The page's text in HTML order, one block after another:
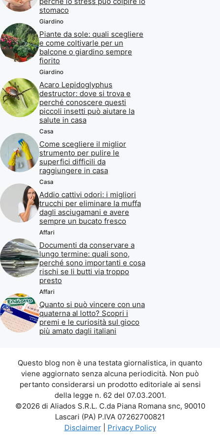
stomaco
Giardino
Piante da sole: quali scegliere
e come coltivarle per un
balcone o giardino sempre
fiorito
Giardino
Acaro Lepidoglyphus
destructor: dove si trova e
perché conoscere questi
piccoli insetti può aiutare la
salute in casa
Casa
Come scegliere il miglior
strumento per pulire le
superfici difficili da
raggiungere in casa
Casa
Addio cattivi odori: i migliori
trucchi per eliminare la muffa
dagli asciugamani e avere
sempre un bucato fresco
Affari
Documenti da conservare a
lungo termine: quali sono,
perché sono importanti e cosa
rischi se li butti via troppo
presto
Affari
Quanto si può vincere con una
quaterna al lotto? Scopri i
premi e le curiosità sul gioco
più amato dagli italiani
Questo blog non è una testata giornalistica, in quanto
viene aggiornato senza alcuna periodicità. Non può
pertanto considerarsi un prodotto editoriale ai sensi
della legge n. 62 del 07.03.2001.
©2026 di Aliados S.R.L. C.da Piana Romana snc, 90010
Lascari (PA) P.IVA 07262700821
Disclaimer| Privacy Policy